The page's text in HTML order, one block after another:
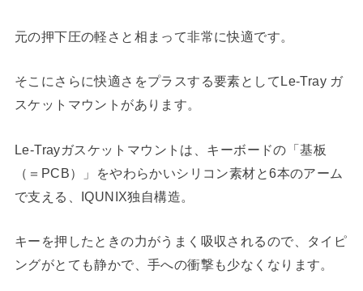
元の押下圧の軽さと相まって非常に快適です。
そこにさらに快適さをプラスする要素としてLe-Tray ガ
スケットマウントがあります。
Le-Trayガスケットマウントは、キーボードの「基板
（＝PCB）」をやわらかいシリコン素材と6本のアーム
で支える、IQUNIX独自構造。
キーを押したときの力がうまく吸収されるので、タイピ
ングがとても静かで、手への衝撃も少なくなります。